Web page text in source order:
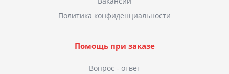
Политика конфиденциальности
Помощь при заказе
Вопрос - ответ